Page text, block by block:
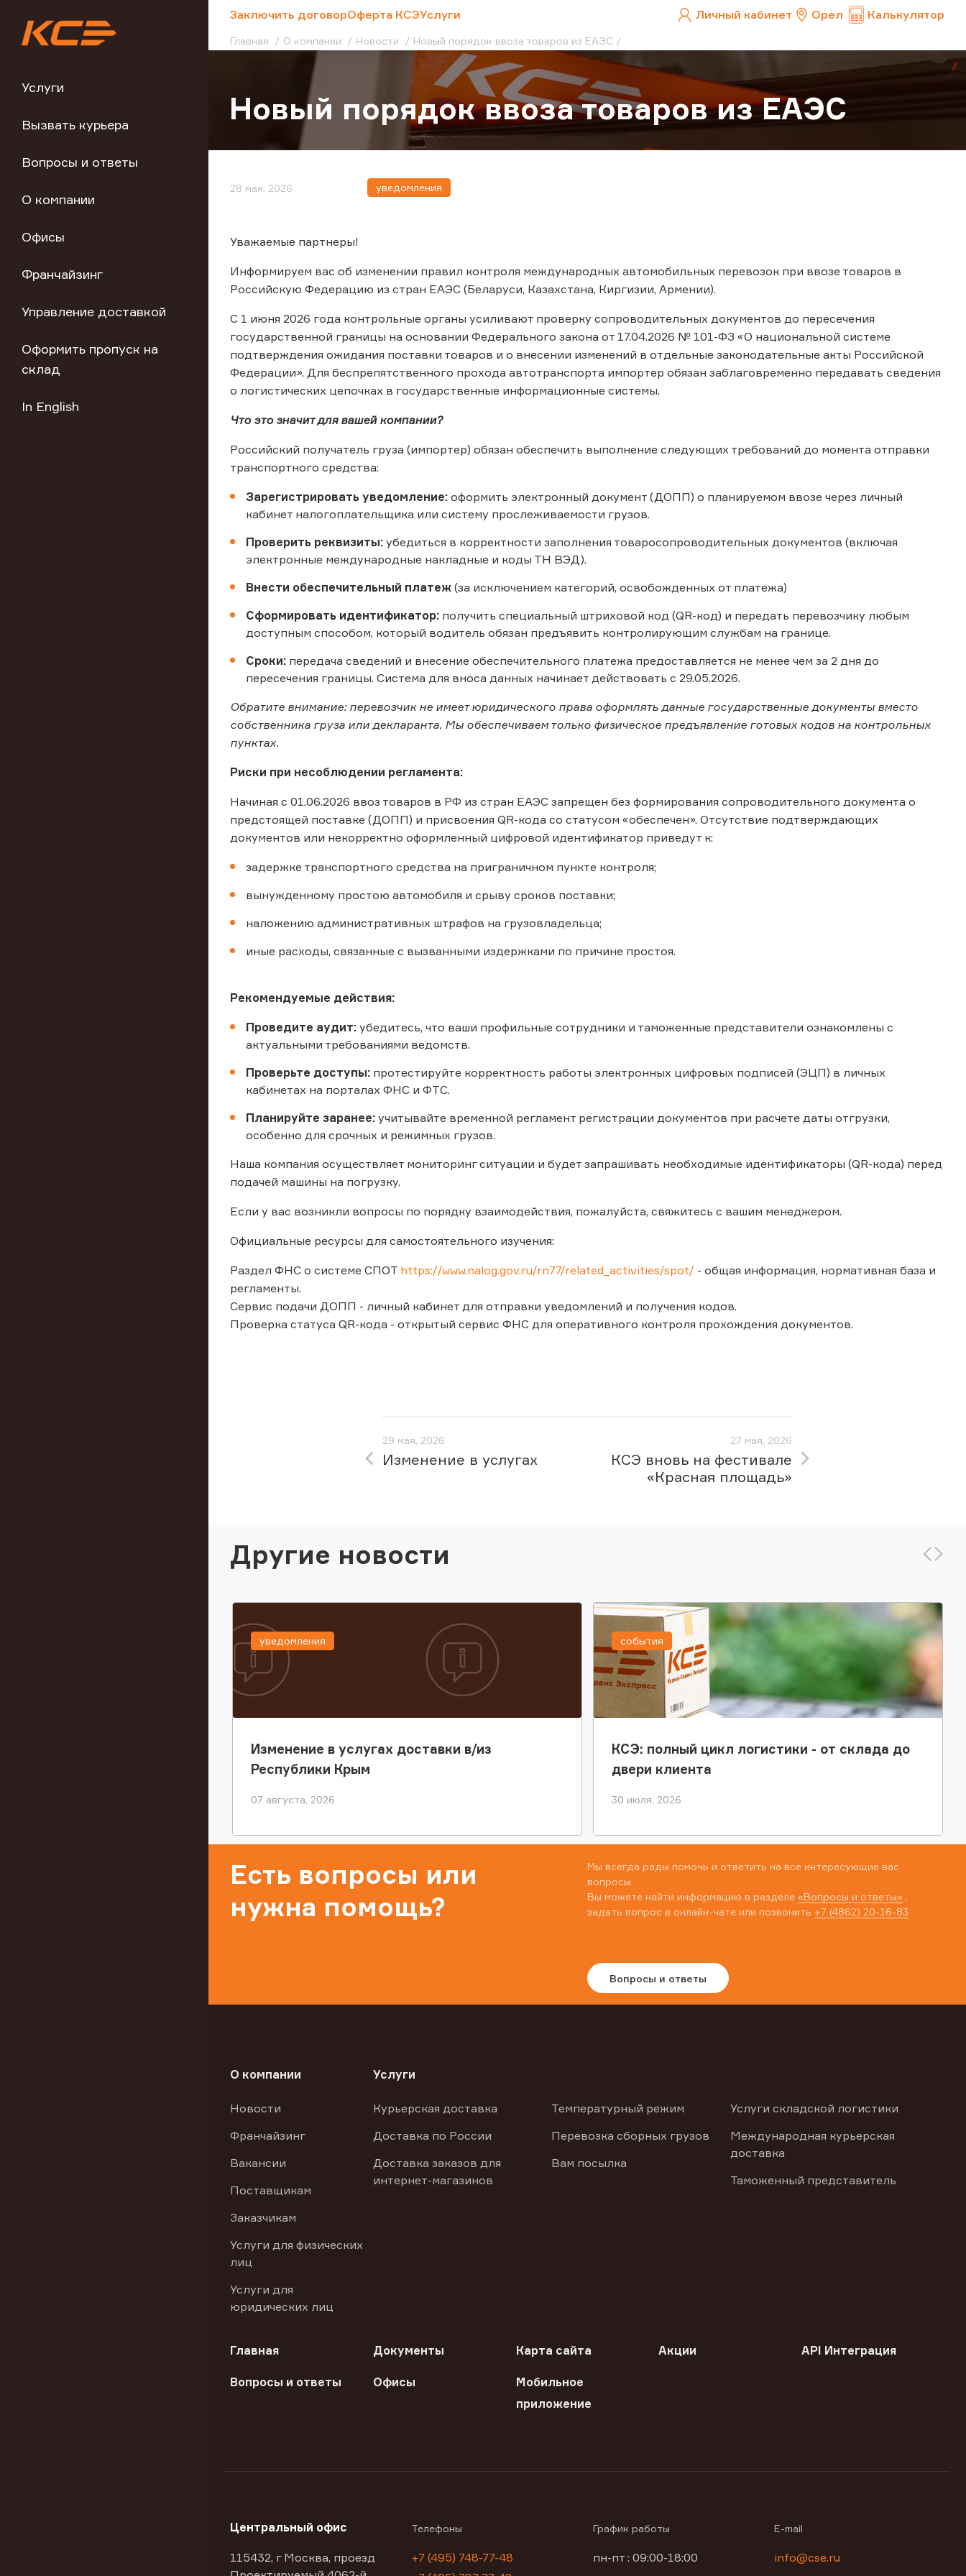
Услуги
Вызвать курьера
Вопросы и ответы
О компании
Офисы
Франчайзинг
Управление доставкой
Оформить пропуск на
склад
In English
Заключить договорОферта КСЭУслуги Личный кабинет Орел Калькулятор
Главная О компании Новости Новый порядок ввоза товаров из ЕАЭС
Новый порядок ввоза товаров из ЕАЭС
28 мая, 2026 уведомления
Уважаемые партнеры!
Информируем вас об изменении правил контроля международных автомобильных перевозок при ввозе товаров в
Российскую Федерацию из стран ЕАЭС (Беларуси, Казахстана, Киргизии, Армении).
С 1 июня 2026 года контрольные органы усиливают проверку сопроводительных документов до пересечения
государственной границы на основании Федерального закона от 17.04.2026 № 101-ФЗ «О национальной системе
подтверждения ожидания поставки товаров и о внесении изменений в отдельные законодательные акты Российской
Федерации». Для беспрепятственного прохода автотранспорта импортер обязан заблаговременно передавать сведения
о логистических цепочках в государственные информационные системы.
Что это значит для вашей компании?
Российский получатель груза (импортер) обязан обеспечить выполнение следующих требований до момента отправки
транспортного средства:
Зарегистрировать уведомление: оформить электронный документ (ДОПП) о планируемом ввозе через личный
кабинет налогоплательщика или систему прослеживаемости грузов.
Проверить реквизиты: убедиться в корректности заполнения товаросопроводительных документов (включая
электронные международные накладные и коды ТН ВЭД).
Внести обеспечительный платеж (за исключением категорий, освобожденных от платежа)
Сформировать идентификатор: получить специальный штриховой код (QR-код) и передать перевозчику любым
доступным способом, который водитель обязан предъявить контролирующим службам на границе.
Сроки: передача сведений и внесение обеспечительного платежа предоставляется не менее чем за 2 дня до
пересечения границы. Система для вноса данных начинает действовать с 29.05.2026.
Обратите внимание: перевозчик не имеет юридического права оформлять данные государственные документы вместо
собственника груза или декларанта. Мы обеспечиваем только физическое предъявление готовых кодов на контрольных
пунктах.
Риски при несоблюдении регламента:
Начиная с 01.06.2026 ввоз товаров в РФ из стран ЕАЭС запрещен без формирования сопроводительного документа о
предстоящей поставке (ДОПП) и присвоения QR-кода со статусом «обеспечен». Отсутствие подтверждающих
документов или некорректно оформленный цифровой идентификатор приведут к:
задержке транспортного средства на приграничном пункте контроля;
вынужденному простою автомобиля и срыву сроков поставки;
наложению административных штрафов на грузовладельца;
иные расходы, связанные с вызванными издержками по причине простоя.
Рекомендуемые действия:
Проведите аудит: убедитесь, что ваши профильные сотрудники и таможенные представители ознакомлены с
актуальными требованиями ведомств.
Проверьте доступы: протестируйте корректность работы электронных цифровых подписей (ЭЦП) в личных
кабинетах на порталах ФНС и ФТС.
Планируйте заранее: учитывайте временной регламент регистрации документов при расчете даты отгрузки,
особенно для срочных и режимных грузов.
Наша компания осуществляет мониторинг ситуации и будет запрашивать необходимые идентификаторы (QR-кода) перед
подачей машины на погрузку.
Если у вас возникли вопросы по порядку взаимодействия, пожалуйста, свяжитесь с вашим менеджером.
Официальные ресурсы для самостоятельного изучения:
Раздел ФНС о системе СПОТ https://www.nalog.gov.ru/rn77/related_activities/spot/ - общая информация, нормативная база и
регламенты.
Сервис подачи ДОПП - личный кабинет для отправки уведомлений и получения кодов.
Проверка статуса QR-кода - открытый сервис ФНС для оперативного контроля прохождения документов.
29 мая, 2026
Изменение в услугах
27 мая, 2026
КСЭ вновь на фестивале
«Красная площадь»
Другие новости
Изменение в услугах доставки в/из
Республики Крым
07 августа, 2026
уведомления
КСЭ: полный цикл логистики - от склада до
двери клиента
30 июля, 2026
события
Есть вопросы или
нужна помощь?
Мы всегда рады помочь и ответить на все интересующие вас
вопросы.
Вы можете найти информацию в разделе «Вопросы и ответы»
задать вопрос в онлайн-чате или позвонить +7 (4862) 20-16-83
Вопросы и ответы
О компании
Новости
Франчайзинг
Вакансии
Поставщикам
Заказчикам
Услуги для физических
лиц
Услуги для
юридических лиц
Услуги
Курьерская доставка
Доставка по России
Доставка заказов для
интернет-магазинов
Температурный режим
Перевозка сборных грузов
Вам посылка
Услуги складской логистики
Международная курьерская
доставка
Таможенный представитель
Главная Документы Карта сайта Акции API Интеграция
Вопросы и ответы Офисы
Мобильное
приложение
Центральный офис
115432, г Москва, проезд
Телефоны
+7 (495) 748-77-48
График работы
пн-пт : 09:00-18:00
E-mail
info@cse.ru